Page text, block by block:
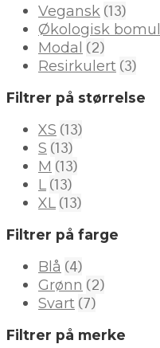
Vegansk (13)
Økologisk bomull
Modal (2)
Resirkulert (3)
Filtrer på størrelse
XS (13)
S (13)
M (13)
L (13)
XL (13)
Filtrer på farge
Blå (4)
Grønn (2)
Svart (7)
Filtrer på merke